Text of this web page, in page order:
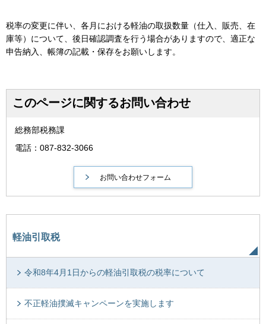
税率の変更に伴い、各月における軽油の取扱数量（仕入、販売、在
庫等）について、後日確認調査を行う場合がありますので、適正な
申告納入、帳簿の記載・保存をお願いします。
このページに関するお問い合わせ
総務部税務課
電話：087-832-3066
軽油引取税
令和8年4月1日からの軽油引取税の税率について
不正軽油撲滅キャンペーンを実施します